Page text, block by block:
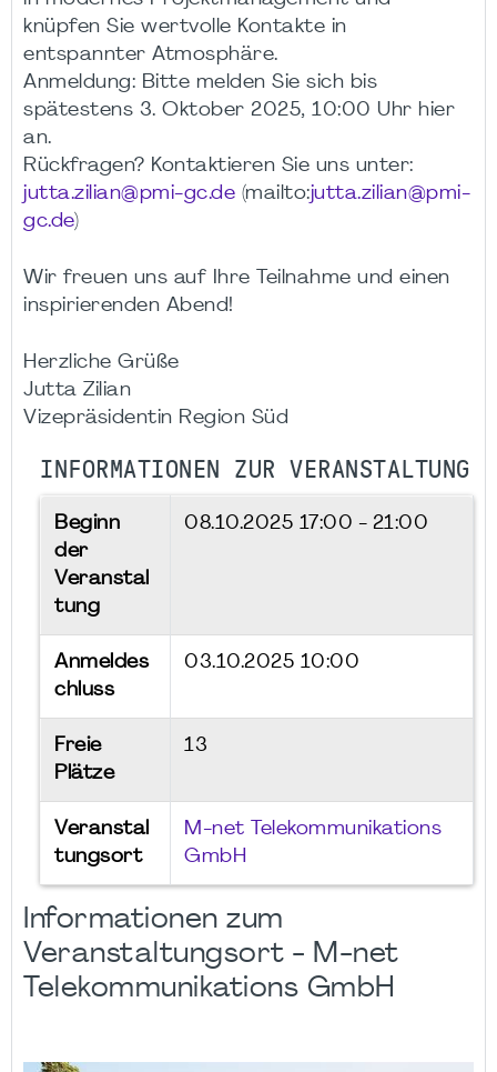
knüpfen Sie wertvolle Kontakte in
entspannter Atmosphäre.
Anmeldung: Bitte melden Sie sich bis
spätestens 3. Oktober 2025, 10:00 Uhr hier
an.
Rückfragen? Kontaktieren Sie uns unter:
jutta.zilian@pmi-gc.de (mailto:jutta.zilian@pmi-
gc.de)
Wir freuen uns auf Ihre Teilnahme und einen
inspirierenden Abend!
Herzliche Grüße
Jutta Zilian
Vizepräsidentin Region Süd
INFORMATIONEN ZUR VERANSTALTUNG
Beginn
der
Veranstal
tung
08.10.2025 17:00 - 21:00
Anmeldes
chluss
03.10.2025 10:00
Freie
Plätze
13
Veranstal
tungsort
M-net Telekommunikations
GmbH
Informationen zum
Veranstaltungsort - M-net
Telekommunikations GmbH